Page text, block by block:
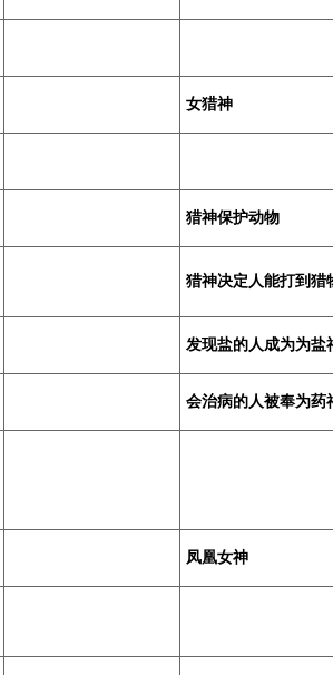
女猎神
猎神保护动物
猎神决定人能打到猎
发现盐的人成为为盐
会治病的人被奉为药
凤凰女神